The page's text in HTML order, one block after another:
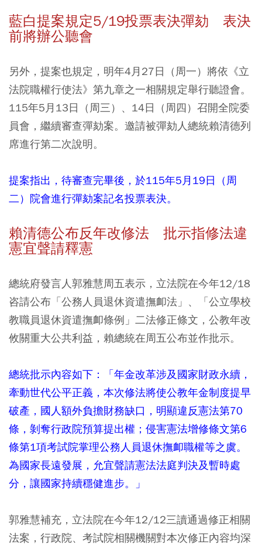
藍白提案規定5/19投票表決彈劾 表決
前將辦公聽會
另外，提案也規定，明年4月27日（周一）將依《立
法院職權行使法》第九章之一相關規定舉行聽證會。
115年5月13日（周三）、14日（周四）召開全院委
員會，繼續審查彈劾案。邀請被彈劾人總統賴清德列
席進行第二次說明。
提案指出，待審查完畢後，於115年5月19日（周
二）院會進行彈劾案記名投票表決。
賴清德公布反年改修法 批示指修法違
憲宜聲請釋憲
總統府發言人郭雅慧周五表示，立法院在今年12/18
咨請公布「公務人員退休資遣撫卹法」、「公立學校
教職員退休資遣撫卹條例」二法修正條文，公教年改
攸關重大公共利益，賴總統在周五公布並作批示。
總統批示內容如下：「年金改革涉及國家財政永續，
牽動世代公平正義，本次修法將使公教年金制度提早
破產，國人額外負擔財務缺口，明顯違反憲法第70
條，剝奪行政院預算提出權；侵害憲法增修條文第6
條第1項考試院掌理公務人員退休撫卹職權等之虞。
為國家長遠發展，允宜聲請憲法法庭判決及暫時處
分，讓國家持續穩健進步。」
郭雅慧補充，立法院在今年12/12三讀通過修正相關
法案，行政院、考試院相關機關對本次修正內容均深